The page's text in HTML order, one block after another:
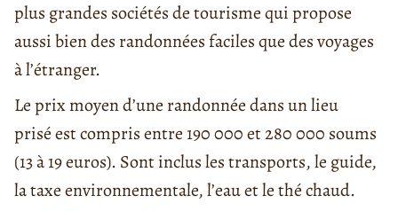
plus grandes sociétés de tourisme qui propose
aussi bien des randonnées faciles que des voyages
à l’étranger.
Le prix moyen d’une randonnée dans un lieu
prisé est compris entre 190 000 et 280 000 soums
(13 à 19 euros). Sont inclus les transports, le guide,
la taxe environnementale, l’eau et le thé chaud.